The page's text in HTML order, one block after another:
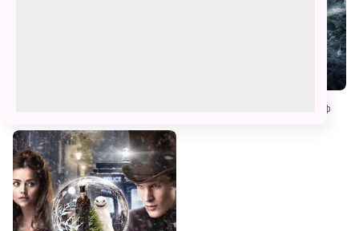
Доктор, вдова и платяной шкаф